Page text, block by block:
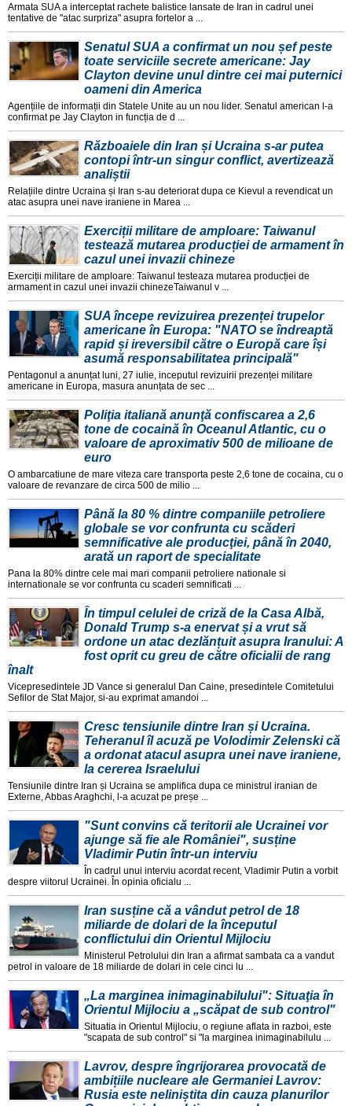
Armata SUA a interceptat rachete balistice lansate de Iran in cadrul unei
tentative de "atac surpriza" asupra fortelor a ...
Senatul SUA a confirmat un nou șef peste
toate serviciile secrete americane: Jay
Clayton devine unul dintre cei mai puternici
oameni din America
Agențiile de informații din Statele Unite au un nou lider. Senatul american l-a
confirmat pe Jay Clayton in funcția de d ...
Războaiele din Iran și Ucraina s-ar putea
contopi într-un singur conflict, avertizează
analiștii
Relațiile dintre Ucraina și Iran s-au deteriorat dupa ce Kievul a revendicat un
atac asupra unei nave iraniene in Marea ...
Exerciții militare de amploare: Taiwanul
testează mutarea producției de armament în
cazul unei invazii chineze
Exerciții militare de amploare: Taiwanul testeaza mutarea producției de
armament in cazul unei invazii chinezeTaiwanul v ...
SUA începe revizuirea prezenței trupelor
americane în Europa: "NATO se îndreaptă
rapid și ireversibil către o Europă care își
asumă responsabilitatea principală"
Pentagonul a anunțat luni, 27 iulie, inceputul revizuirii prezenței militare
americane in Europa, masura anunțata de sec ...
Poliţia italiană anunţă confiscarea a 2,6
tone de cocaină în Oceanul Atlantic, cu o
valoare de aproximativ 500 de milioane de
euro
O ambarcatiune de mare viteza care transporta peste 2,6 tone de cocaina, cu o
valoare de revanzare de circa 500 de milio ...
Până la 80 % dintre companiile petroliere
globale se vor confrunta cu scăderi
semnificative ale producţiei, până în 2040,
arată un raport de specialitate
Pana la 80% dintre cele mai mari companii petroliere nationale si
internationale se vor confrunta cu scaderi semnificati ...
În timpul celulei de criză de la Casa Albă,
Donald Trump s-a enervat și a vrut să
ordone un atac dezlănțuit asupra Iranului: A
fost oprit cu greu de către oficialii de rang
înalt
Vicepresedintele JD Vance si generalul Dan Caine, presedintele Comitetului
Sefilor de Stat Major, si-au exprimat amandoi ...
Cresc tensiunile dintre Iran și Ucraina.
Teheranul îl acuză pe Volodimir Zelenski că
a ordonat atacul asupra unei nave iraniene,
la cererea Israelului
Tensiunile dintre Iran și Ucraina se amplifica dupa ce ministrul iranian de
Externe, Abbas Araghchi, l-a acuzat pe preșe ...
"Sunt convins că teritorii ale Ucrainei vor
ajunge să fie ale României", susține
Vladimir Putin într-un interviu
În cadrul unui interviu acordat recent, Vladimir Putin a vorbit
despre viitorul Ucrainei. În opinia oficialu ...
Iran susține că a vândut petrol de 18
miliarde de dolari de la începutul
conflictului din Orientul Mijlociu
Ministerul Petrolului din Iran a afirmat sambata ca a vandut
petrol in valoare de 18 miliarde de dolari in cele cinci lu ...
„La marginea inimaginabilului": Situaţia în
Orientul Mijlociu a „scăpat de sub control"
Situatia in Orientul Mijlociu, o regiune aflata in razboi, este
"scapata de sub control" si "la marginea inimaginabilulu ...
Lavrov, despre îngrijorarea provocată de
ambițiile nucleare ale Germaniei Lavrov:
Rusia este neliniștita din cauza planurilor